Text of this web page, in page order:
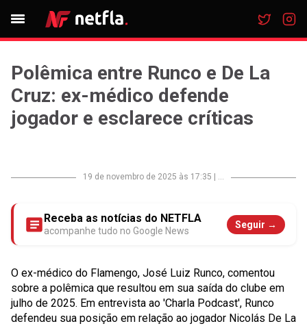
Polêmica entre Runco e De La
Cruz: ex-médico defende
jogador e esclarece críticas
19 de novembro de 2025 às 17:35 ...
Receba as notícias do NETFLA
acompanhe tudo no Google News
Seguir →
O ex-médico do Flamengo, José Luiz Runco, comentou
sobre a polêmica que resultou em sua saída do clube em
julho de 2025. Em entrevista ao 'Charla Podcast', Runco
defendeu sua posição em relação ao jogador Nicolás De La